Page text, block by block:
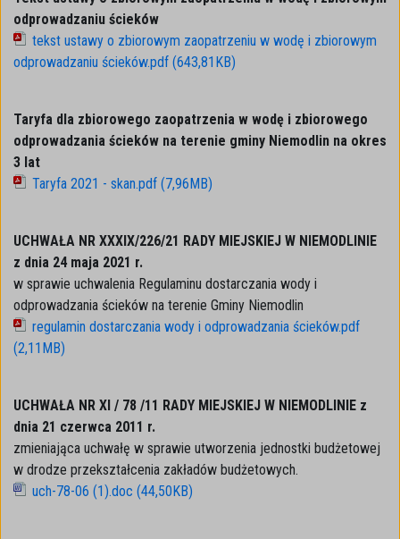
odprowadzaniu ścieków
tekst ustawy o zbiorowym zaopatrzeniu w wodę i zbiorowym
odprowadzaniu ścieków.pdf (643,81KB)
Taryfa dla zbiorowego zaopatrzenia w wodę i zbiorowego
odprowadzania ścieków na terenie gminy Niemodlin na okres
3 lat
Taryfa 2021 - skan.pdf (7,96MB)
UCHWAŁA NR XXXIX/226/21 RADY MIEJSKIEJ W NIEMODLINIE
z dnia 24 maja 2021 r.
w sprawie uchwalenia Regulaminu dostarczania wody i
odprowadzania ścieków na terenie Gminy Niemodlin
regulamin dostarczania wody i odprowadzania ścieków.pdf
(2,11MB)
UCHWAŁA NR XI / 78 /11 RADY MIEJSKIEJ W NIEMODLINIE z
dnia 21 czerwca 2011 r.
zmieniająca uchwałę w sprawie utworzenia jednostki budżetowej
w drodze przekształcenia zakładów budżetowych.
uch-78-06 (1).doc (44,50KB)